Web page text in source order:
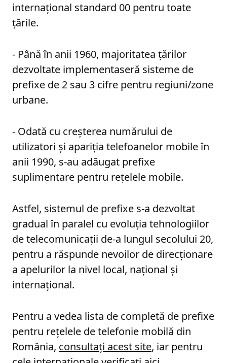
internațional standard 00 pentru toate
țările.
- Până în anii 1960, majoritatea țărilor
dezvoltate implementaseră sisteme de
prefixe de 2 sau 3 cifre pentru regiuni/zone
urbane.
- Odată cu creșterea numărului de
utilizatori și apariția telefoanelor mobile în
anii 1990, s-au adăugat prefixe
suplimentare pentru rețelele mobile.
Astfel, sistemul de prefixe s-a dezvoltat
gradual în paralel cu evoluția tehnologiilor
de telecomunicații de-a lungul secolului 20,
pentru a răspunde nevoilor de direcționare
a apelurilor la nivel local, național și
internațional.
Pentru a vedea lista de completă de prefixe
pentru rețelele de telefonie mobilă din
România, consultați acest site, iar pentru